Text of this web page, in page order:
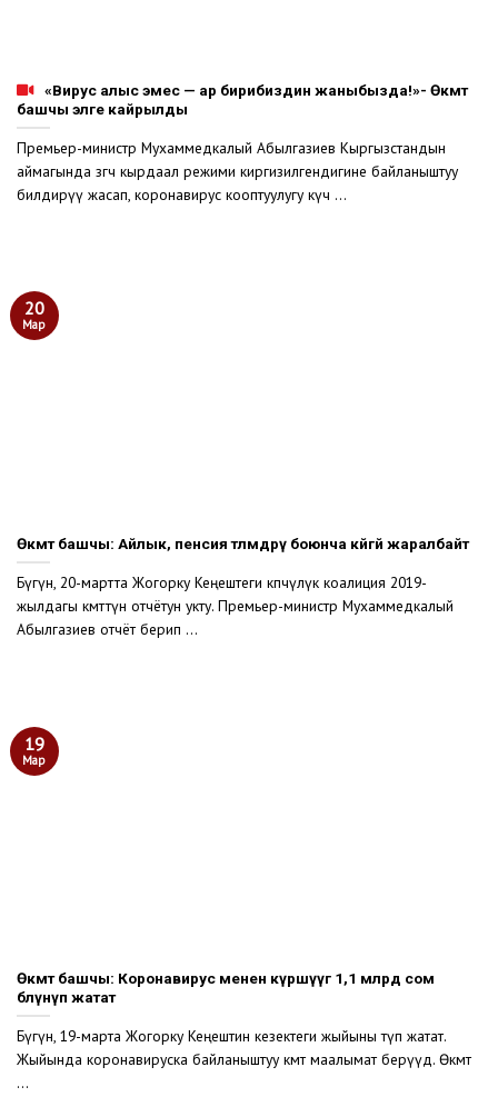
«Вирус алыс эмес — ар бирибиздин жаныбызда!»- Өкмөт
башчы элге кайрылды
Премьер-министр Мухаммедкалый Абылгазиев Кыргызстандын
аймагында өзгөчө кырдаал режими киргизилгендигине байланыштуу
билдирүү жасап, коронавирус кооптуулугу күч ...
Өкмөт башчы: Айлык, пенсия төлөмдөрү боюнча көйгөй жаралбайт
Бүгүн, 20-мартта Жогорку Кеңештеги көпчүлүк коалиция 2019-
жылдагы өкмөттүн отчётун укту. Премьер-министр Мухаммедкалый
Абылгазиев отчёт берип ...
20
Мар
Өкмөт башчы: Коронавирус менен күрөшүүгө 1,1 млрд сом
бөлүнүп жатат
Бүгүн, 19-марта Жогорку Кеңештин кезектеги жыйыны өтүп жатат.
Жыйында коронавируска байланыштуу өкмөт маалымат берүүдө. Өкмөт
...
19
Мар